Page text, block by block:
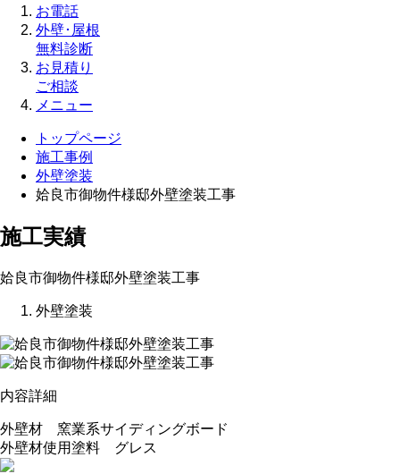
お電話
外壁･屋根
無料診断
お見積り
ご相談
メニュー
トップページ
施工事例
外壁塗装
姶良市御物件様邸外壁塗装工事
施工実績
姶良市御物件様邸外壁塗装工事
外壁塗装
内容詳細
外壁材 窯業系サイディングボード
外壁材使用塗料 グレス